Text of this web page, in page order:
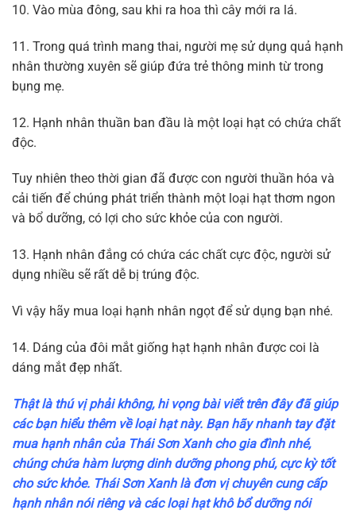
10. Vào mùa đông, sau khi ra hoa thì cây mới ra lá.
11. Trong quá trình mang thai, người mẹ sử dụng quả hạnh
nhân thường xuyên sẽ giúp đứa trẻ thông minh từ trong
bụng mẹ.
12. Hạnh nhân thuần ban đầu là một loại hạt có chứa chất
độc.
Tuy nhiên theo thời gian đã được con người thuần hóa và
cải tiến để chúng phát triển thành một loại hạt thơm ngon
và bổ dưỡng, có lợi cho sức khỏe của con người.
13. Hạnh nhân đắng có chứa các chất cực độc, người sử
dụng nhiều sẽ rất dễ bị trúng độc.
Vì vậy hãy mua loại hạnh nhân ngọt để sử dụng bạn nhé.
14. Dáng của đôi mắt giống hạt hạnh nhân được coi là
dáng mắt đẹp nhất.
Thật là thú vị phải không, hi vọng bài viết trên đây đã giúp
các bạn hiểu thêm về loại hạt này. Bạn hãy nhanh tay đặt
mua hạnh nhân của Thái Sơn Xanh cho gia đình nhé,
chúng chứa hàm lượng dinh dưỡng phong phú, cực kỳ tốt
cho sức khỏe. Thái Sơn Xanh là đơn vị chuyên cung cấp
hạnh nhân nói riêng và các loại hạt khô bổ dưỡng nói